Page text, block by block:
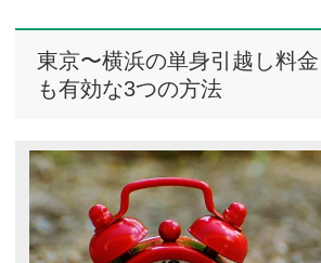
東京〜横浜の単身引越し料
も有効な3つの方法